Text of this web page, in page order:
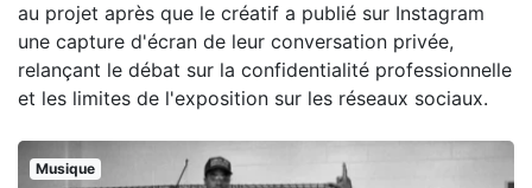
au projet après que le créatif a publié sur Instagram
une capture d'écran de leur conversation privée,
relançant le débat sur la confidentialité professionnelle
et les limites de l'exposition sur les réseaux sociaux.
Musique